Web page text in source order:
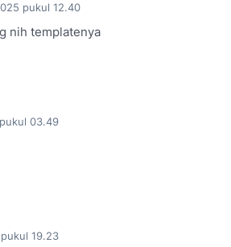
pukul 12.40
nih templatenya
03.49
19.23